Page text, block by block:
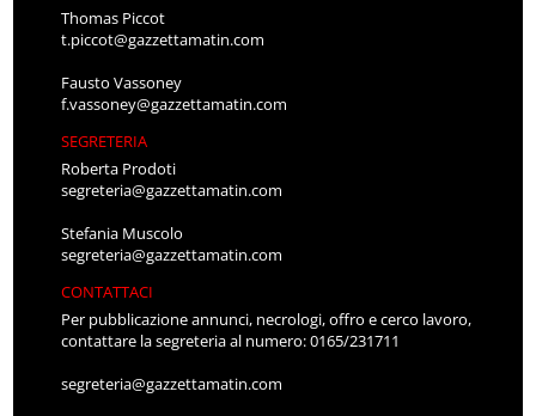
Thomas Piccot
t.piccot@gazzettamatin.com
Fausto Vassoney
f.vassoney@gazzettamatin.com
SEGRETERIA
Roberta Prodoti
segreteria@gazzettamatin.com
Stefania Muscolo
segreteria@gazzettamatin.com
CONTATTACI
Per pubblicazione annunci, necrologi, offro e cerco lavoro,
contattare la segreteria al numero: 0165/231711
segreteria@gazzettamatin.com